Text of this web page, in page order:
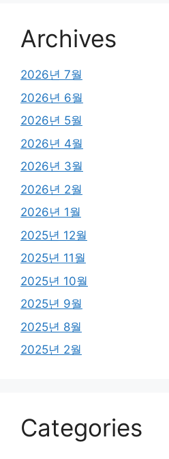
Archives
2026년 7월
2026년 6월
2026년 5월
2026년 4월
2026년 3월
2026년 2월
2026년 1월
2025년 12월
2025년 11월
2025년 10월
2025년 9월
2025년 8월
2025년 2월
Categories